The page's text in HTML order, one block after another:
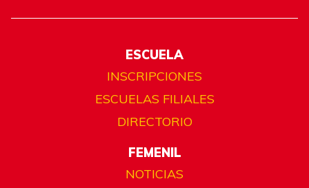
ESCUELA
INSCRIPCIONES
ESCUELAS FILIALES
DIRECTORIO
FEMENIL
NOTICIAS